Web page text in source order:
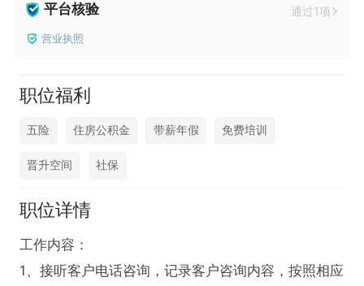
平台核验 通过1项
营业执照
职位福利
五险 住房公积金 带薪年假 免费培训
晋升空间 社保
职位详情
工作内容：
1、接听客户电话咨询，记录客户咨询内容，按照相应